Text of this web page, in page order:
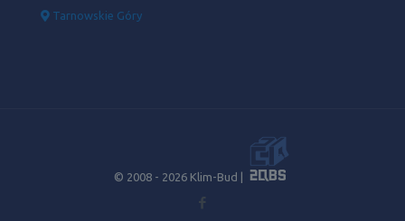
Tarnowskie Góry
© 2008 - 2026 Klim-Bud |